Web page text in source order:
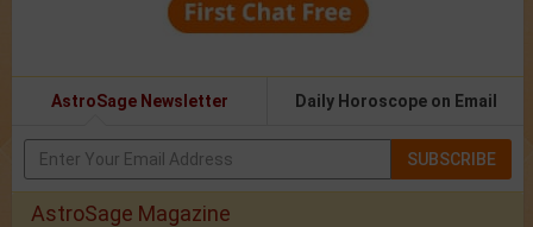
AstroSage Newsletter Daily Horoscope on Email
SUBSCRIBE
AstroSage Magazine